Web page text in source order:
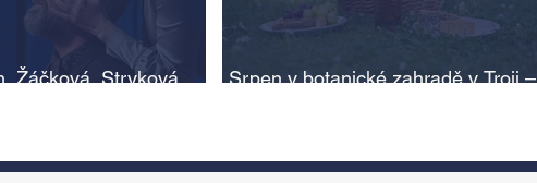
Žáčková, Stryková,
Srpen v botanické zahradě v Troji –